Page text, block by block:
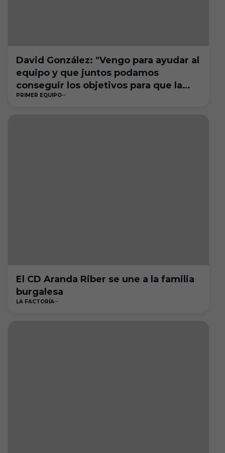
David González: "Vengo para ayudar al
equipo y que juntos podamos
conseguir los objetivos para que la
ciudad siga ilusionada con el fútbol"
PRIMER EQUIPO
El CD Aranda Riber se une a la familia
burgalesa
LA FACTORÍA